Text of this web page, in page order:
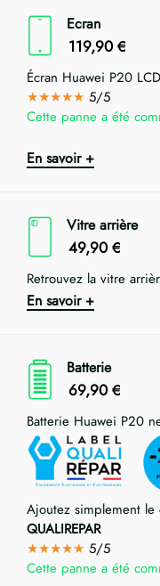
Ecran
119,90 €
Écran Huawei P20
★★★★★ 5/5
Cette panne a été
En savoir +
Vitre arrière
49,90 €
Retrouvez la vitre
En savoir +
Batterie
69,90 €
Batterie Huawei P20
Ajoutez simplement
QUALIREPAR
★★★★★ 5/5
Cette panne a été